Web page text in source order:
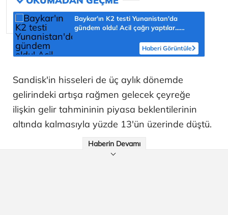
Baykar'ın K2 testi Yunanistan'da
gündem oldu! Acil çağrı yaptılar...
Haberi Görüntüle
Sandisk'in hisseleri de üç aylık dönemde
gelirindeki artışa rağmen gelecek çeyreğe
ilişkin gelir tahmininin piyasa beklentilerinin
altında kalmasıyla yüzde 13'ün üzerinde düştü.
Haberin Devamı